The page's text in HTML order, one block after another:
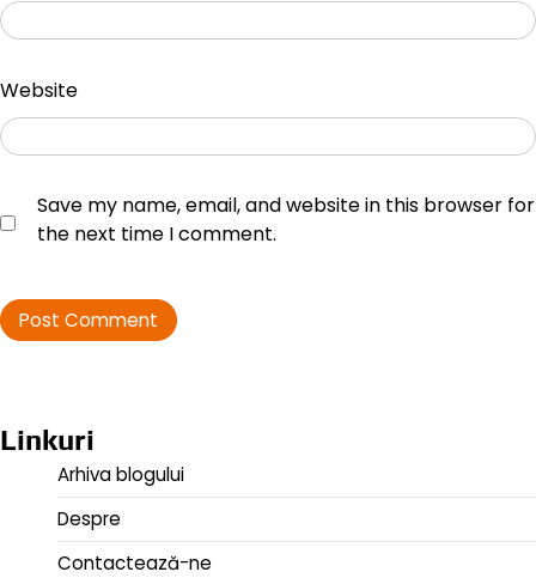
Website
Save my name, email, and website in this browser for
the next time I comment.
Linkuri
Arhiva blogului
Despre
Contactează-ne